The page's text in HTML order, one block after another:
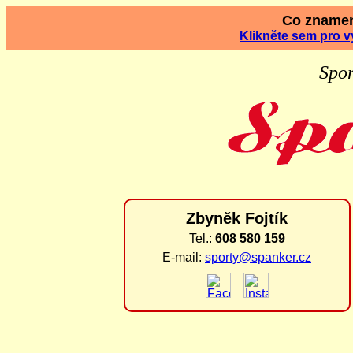
Co
Klikněte sem pro
Zbyněk Fojtík
Tel.: 608 580 159
E-mail: sporty@spanker.cz